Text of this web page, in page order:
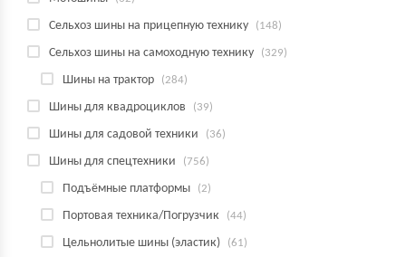
Сельхоз шины на прицепную технику (148)
Сельхоз шины на самоходную технику (329)
Шины на трактор (284)
Шины для квадроциклов (39)
Шины для садовой техники (36)
Шины для спецтехники (756)
Подъёмные платформы (2)
Портовая техника/Погрузчик (44)
Цельнолитые шины (эластик) (61)